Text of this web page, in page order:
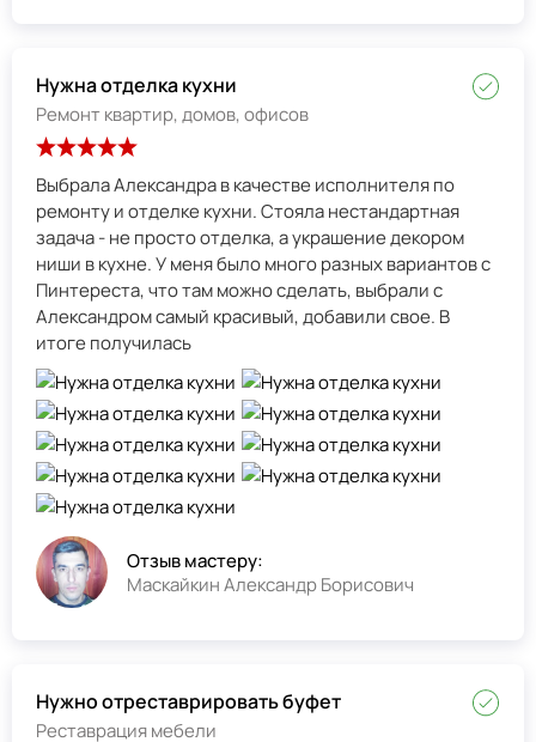
Нужна отделка кухни
Ремонт квартир, домов, офисов
Выбрала Александра в качестве исполнителя по
ремонту и отделке кухни. Стояла нестандартная
задача - не просто отделка, а украшение декором
ниши в кухне. У меня было много разных вариантов с
Пинтереста, что там можно сделать, выбрали с
Александром самый красивый, добавили свое. В
итоге получилась
Отзыв мастеру:
Маскайкин Александр Борисович
Нужно отреставрировать буфет
Реставрация мебели